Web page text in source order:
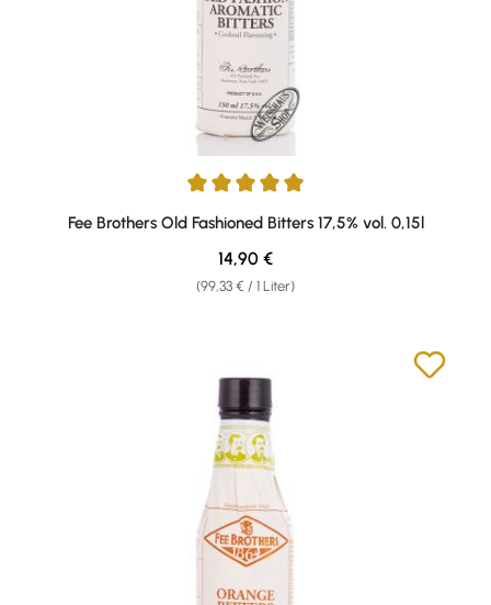
Durchschnittliche Bewertung von 5 von 5 Sternen
Fee Brothers Old Fashioned Bitters 17,5% vol. 0,15l
(99,33 € / 1 Liter)
Regulärer Preis:
14,90 €